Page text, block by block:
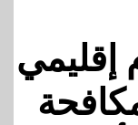
إقليمي